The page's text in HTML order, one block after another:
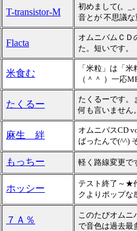
T-transistor-M
初めまして(。_
音とが 不思議
Flacta
オムニバムＣＤ
た。短いです。
米食む
「米粒」は「
（＾＾ ）一応
たくるー
たくるーです。
何も言いません
麻生 絆
オムニバスCD
ばったんで(^^)
もっちー 軽く路線変更で
ホッシー
テスト終了～★
クよりポップな
７Ａ％
このたびオム
で音色は過去最